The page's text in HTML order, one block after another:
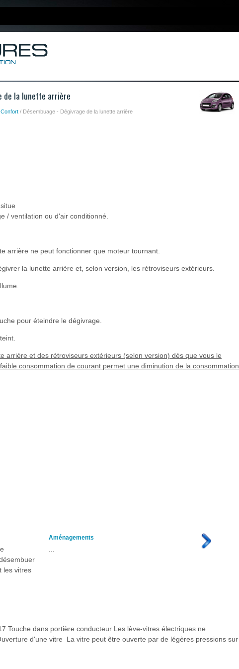
de la lunette arrière
Confort / Désembuage - Dégivrage de la lunette arrière
/ ventilation ou d'air conditionné.
arrière ne peut fonctionner que moteur tournant.
la lunette arrière et, selon version, les rétroviseurs extérieurs.
pour éteindre le dégivrage.
arrière et des rétroviseurs extérieurs (selon version) dès que vous le
consommation de courant permet une diminution de la consommation
les vitres
Aménagements
Touche dans portière conducteur Les lève-vitres électriques ne
d'une vitre La vitre peut être ouverte par de légères pressions sur